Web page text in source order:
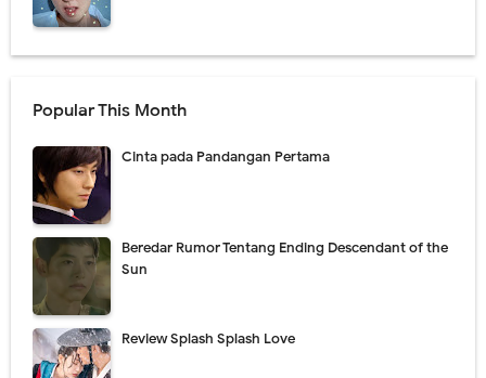
Popular This Month
Cinta pada Pandangan Pertama
Beredar Rumor Tentang Ending Descendant of the
Sun
Review Splash Splash Love